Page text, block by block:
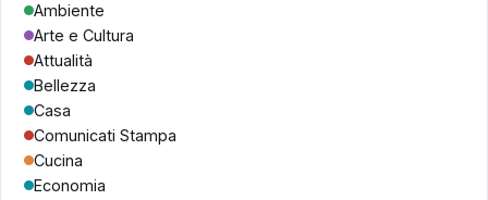
Ambiente
Arte e Cultura
Attualità
Bellezza
Casa
Comunicati Stampa
Cucina
Economia